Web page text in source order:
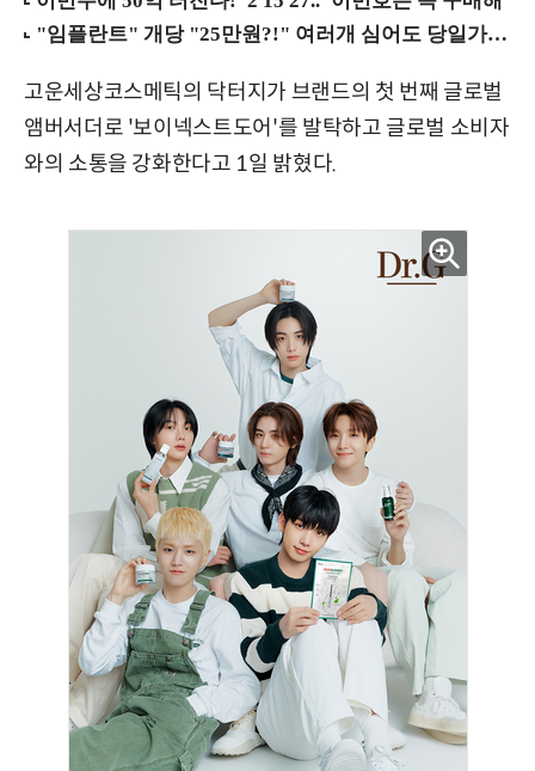
고운세상코스메틱의 닥터지가 브랜드의 첫 번째 글로벌
앰버서더로 '보이넥스트도어'를 발탁하고 글로벌 소비자
와의 소통을 강화한다고 1일 밝혔다.